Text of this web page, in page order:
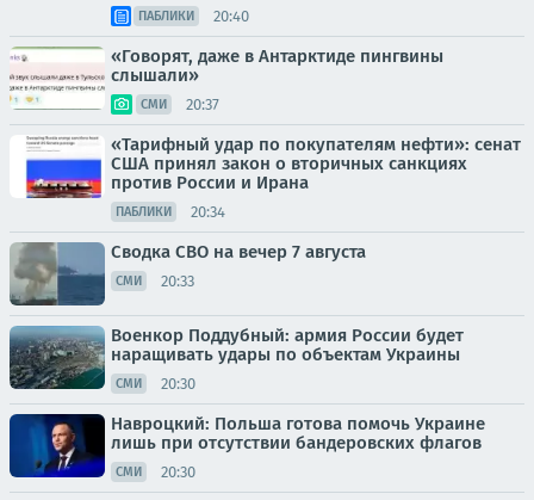
ПАБЛИКИ 20:40
«Говорят, даже в Антарктиде пингвины
слышали»
СМИ 20:37
«Тарифный удар по покупателям нефти»: сенат
США принял закон о вторичных санкциях
против России и Ирана
ПАБЛИКИ 20:34
Сводка СВО на вечер 7 августа
СМИ 20:33
Военкор Поддубный: армия России будет
наращивать удары по объектам Украины
СМИ 20:30
Навроцкий: Польша готова помочь Украине
лишь при отсутствии бандеровских флагов
СМИ 20:30